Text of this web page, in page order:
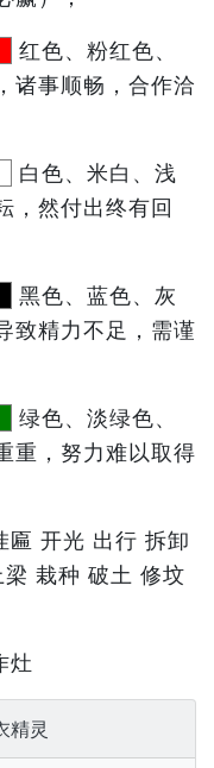
红色、粉红色、
诸事顺畅，合作洽
白色、米白、浅
，然付出终有回
黑色、蓝色、灰
致精力不足，需谨
绿色、淡绿色、
重，努力难以取得
匾 开光 出行 拆卸
栽种 破土 修坟
灶
精灵